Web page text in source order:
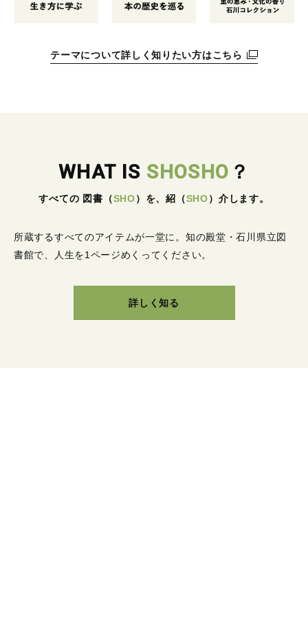
テーマについて詳しく知りたい方はこちら
WHAT IS SHOSHO ？
すべての 図書 （SHO） を、紹 （SHO） 介します。
所蔵するすべてのアイテムが一堂に。 知の殿堂・石川県立図
書館で、人生を1ページめくってください。
詳しく知る